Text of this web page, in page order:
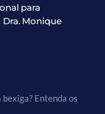
para
Monique
Entenda os